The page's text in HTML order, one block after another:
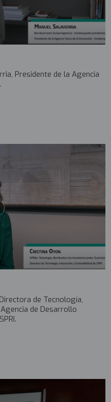
Presidente de la Agencia
de Tecnología,
de Desarrollo